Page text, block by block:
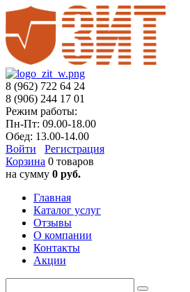
8 (962) 722 64 24
8 (906) 244 17 01
Режим работы:
Пн-Пт: 09.00-18.00
Обед: 13.00-14.00
Войти
Регистрация
Корзина 0 товаров
на сумму 0 руб.
Главная
Каталог услуг
Отзывы
О компании
Контакты
Акции